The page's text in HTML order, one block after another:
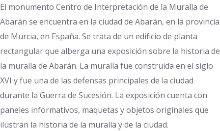
El monumento Centro de Interpretación de la Muralla de
Abarán se encuentra en la ciudad de Abarán, en la provincia
de Murcia, en España. Se trata de un edificio de planta
rectangular que alberga una exposición sobre la historia de
la muralla de Abarán. La muralla fue construida en el siglo
XVI y fue una de las defensas principales de la ciudad
durante la Guerra de Sucesión. La exposición cuenta con
paneles informativos, maquetas y objetos originales que
ilustran la historia de la muralla y de la ciudad.